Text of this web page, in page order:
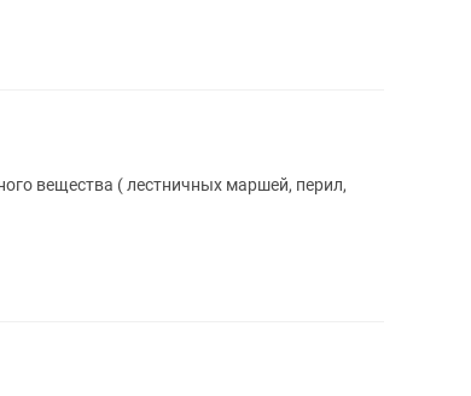
вещества ( лестничных маршей, перил,